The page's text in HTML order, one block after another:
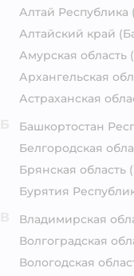
Алтай Республика
Алтайский край
Амурская область
Архангельская
Астраханская
Башкортостан
Белгородская
Брянская область
Бурятия
Владимирская
Волгоградская
Вологодская